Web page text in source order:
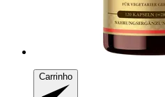
Carrinho